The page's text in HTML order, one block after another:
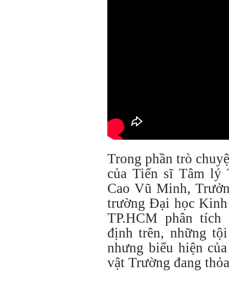
Trong phần trò
của Tiến sĩ Tâm
Cao Vũ Minh,
trường Đại học
TP.HCM phân
định trên, những
nhưng biểu hiện
vật Trường đang